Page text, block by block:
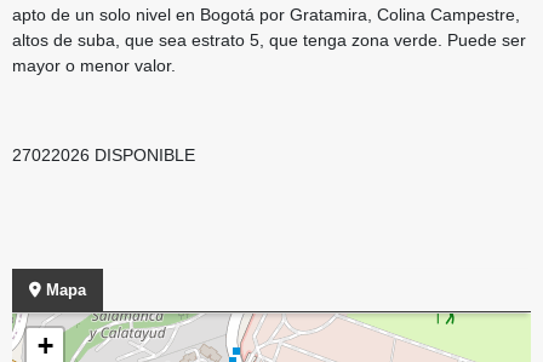
apto de un solo nivel en Bogotá por Gratamira, Colina Campestre,
altos de suba, que sea estrato 5, que tenga zona verde. Puede ser
mayor o menor valor.
27022026 DISPONIBLE
Mapa
+